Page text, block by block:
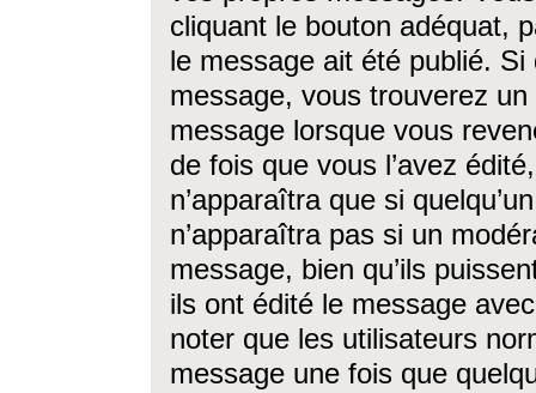
cliquant le bouton adéquat,
le message ait été publié. Si
message, vous trouverez
message lorsque vous
de fois que vous l’avez
n’apparaîtra que si
n’apparaîtra pas si un
message, bien qu’ils
ils ont édité le message
noter que les utilisateurs
message une fois que